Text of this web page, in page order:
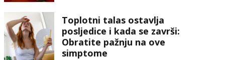
Toplotni talas ostavlja
posljedice i kada se završi:
Obratite pažnju na ove
simptome